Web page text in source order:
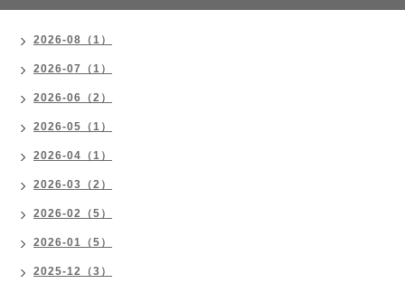
2026-08（1）
2026-07（1）
2026-06（2）
2026-05（1）
2026-04（1）
2026-03（2）
2026-02（5）
2026-01（5）
2025-12（3）